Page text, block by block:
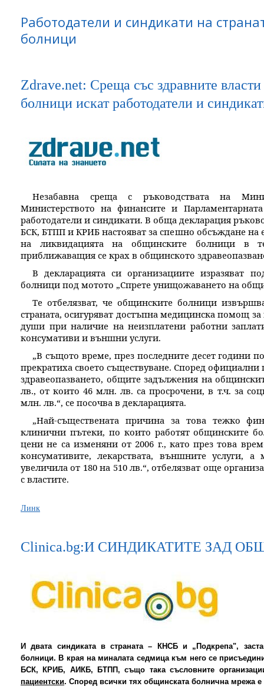
Работодатели и синдикати на
болници
Zdrave.net: Среща със здравните
болници искат работодатели и
Незабавна среща с ръководствата на
Министерството на финансите и
работодатели и синдикати. В обща декларация
БСК, БТПП и КРИБ настояват за спешно обсъждане на
на ликвидацията на общинските болници в
приближаващия се крах в общинското
В декларацията си организациите изразяват
болници под мотото „Спрете унищожаването на
Те отбелязват, че общинските болници
страната, осигуряват достъпна медицинска помощ
души при наличие на неизплатени работни
консумативи и външни услуги.
„В същото време, през последните десет години
прекратиха своето съществуване. Според
здравеопазването, общите задължения на
лв., от които 46 млн. лв. са просрочени, в т.ч. за
млн. лв.“, се посочва в декларацията.
„Най-съществената причина за това тежко
клинични пътеки, по които работят общинските
цени не са изменяни от 2006 г., като през това
консумативите, лекарствата, външните услуги,
увеличила от 180 на 510 лв.“, отбелязват още
с властите.
Линк
Clinica.bg:И СИНДИКАТИТЕ ЗАД
И двата синдиката в страната – КНСБ и „Подкрепа",
болници. В края на миналата седмица към него се
БСК, КРИБ, АИКБ, БТПП, също така съсловните
пациентски. Според всички тях общинската болнична мрежа е